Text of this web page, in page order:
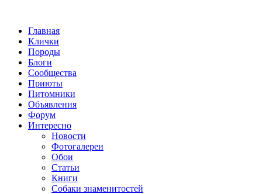
Главная
Клички
Породы
Блоги
Сообщества
Приюты
Питомники
Объявления
Форум
Интересно
Новости
Фотогалереи
Обои
Статьи
Книги
Собаки знаменитостей